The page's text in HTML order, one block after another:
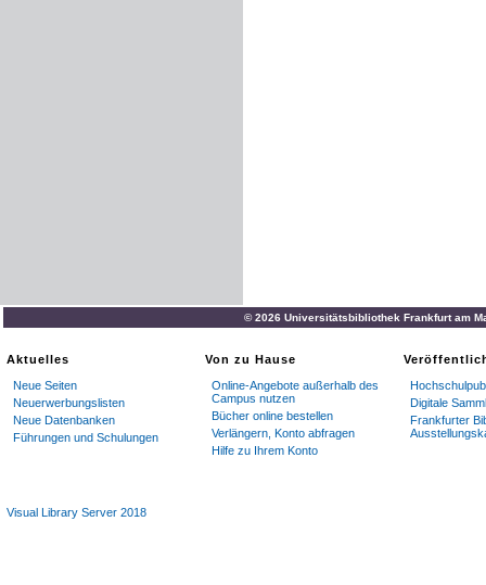
© 2026 Universitätsbibliothek Frankfurt am
Aktuelles
Neue Seiten
Neuerwerbungslisten
Neue Datenbanken
Führungen und Schulungen
Von zu Hause
Online-Angebote außerhalb des
Campus nutzen
Bücher online bestellen
Verlängern, Konto abfragen
Hilfe zu Ihrem Konto
Digitale
Frankfurter
Visual Library Server 2018